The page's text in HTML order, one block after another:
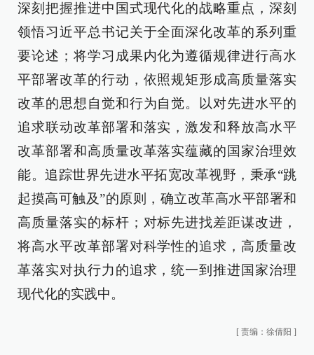
深刻把握推进中国式现代化的战略重点，深刻
领悟习近平总书记关于全面深化改革的系列重
要论述；将学习成果内化为遵循规律进行高水
平部署改革的行动，依照规矩形成高质量落实
改革的思想自觉和行为自觉。以对先进水平的
追求联动改革部署和落实，激发和释放高水平
改革部署和高质量改革落实蕴藏的国家治理效
能。追踪世界先进水平拓宽改革视野，秉承“跳
起摸高可触及”的原则，确立改革高水平部署和
高质量落实的标杆；对标先进找差距谋改进，
将高水平改革部署对科学性的追求，高质量改
革落实对执行力的追求，统一到推进国家治理
现代化的实践中。
[ 责编：徐倩阳 ]